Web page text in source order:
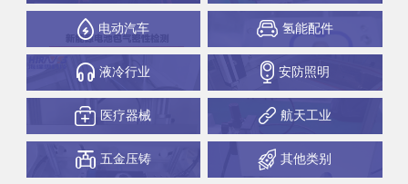
电动汽车 氢能配件
液冷行业 安防照明
医疗器械 航天工业
五金压铸 其他类别